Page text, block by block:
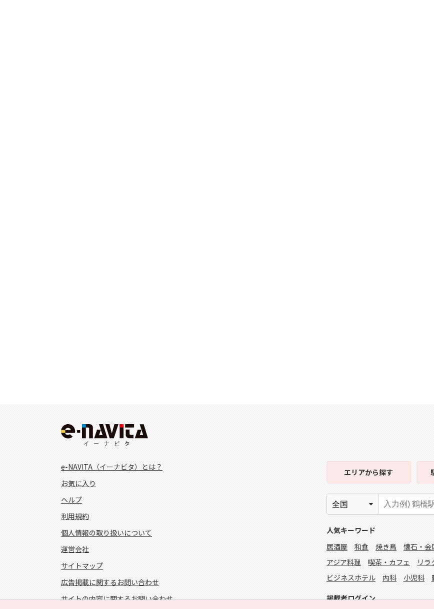
e-NAVITA（イーナビタ）とは？
お気に入り
ヘルプ
利用規約
個人情報の取り扱いについて
運営会社
サイトマップ
広告掲載に関するお問い合わせ
サイトの内容に関するお問い合わせ
エリアから探す
人気キーワード
居酒屋
和食 焼き鳥 懐石・会
アジア料理
喫茶・カフェ リラ
ビジネスホテル
内科 小児科
掲載者ログイン